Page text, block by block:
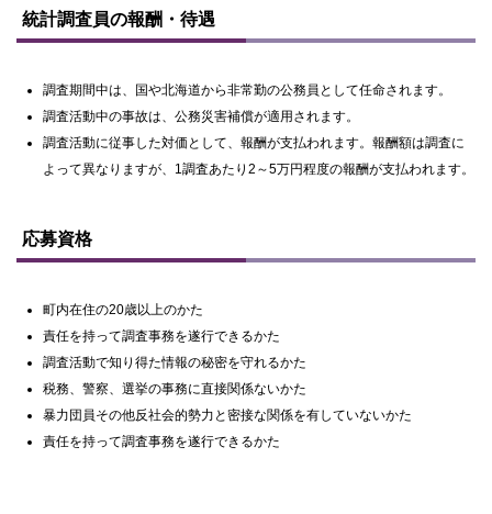
ッ
プ
る
統計調査員の報酬・待遇
調査期間中は、国や北海道から非常勤の公務員として任命されます。
調査活動中の事故は、公務災害補償が適用されます。
調査活動に従事した対価として、報酬が支払われます。報酬額は調査に
よって異なりますが、1調査あたり2～5万円程度の報酬が支払われます。
ッ
プ
る
応募資格
町内在住の20歳以上のかた
責任を持って調査事務を遂行できるかた
調査活動で知り得た情報の秘密を守れるかた
税務、警察、選挙の事務に直接関係ないかた
暴力団員その他反社会的勢力と密接な関係を有していないかた
責任を持って調査事務を遂行できるかた